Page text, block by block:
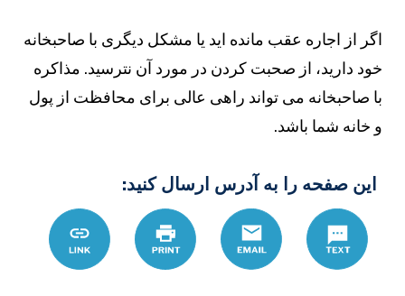
اگر از اجاره عقب مانده اید یا مشکل دیگری با صاحبخانه
خود دارید، از صحبت کردن در مورد آن نترسید. مذاکره
با صاحبخانه می تواند راهی عالی برای محافظت از پول
و خانه شما باشد.
این صفحه را به آدرس ارسال کنید:
Text
Email چاپ Link